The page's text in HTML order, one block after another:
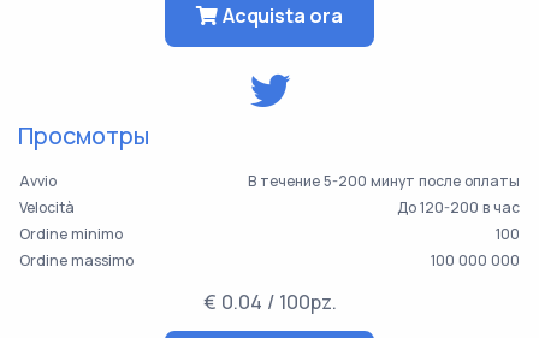
Acquista ora
Просмотры
Avvio
В течение 5-200 минут после оплаты
Velocità
До 120-200 в час
Ordine minimo
100
Ordine massimo
100 000 000
€ 0.04 / 100pz.